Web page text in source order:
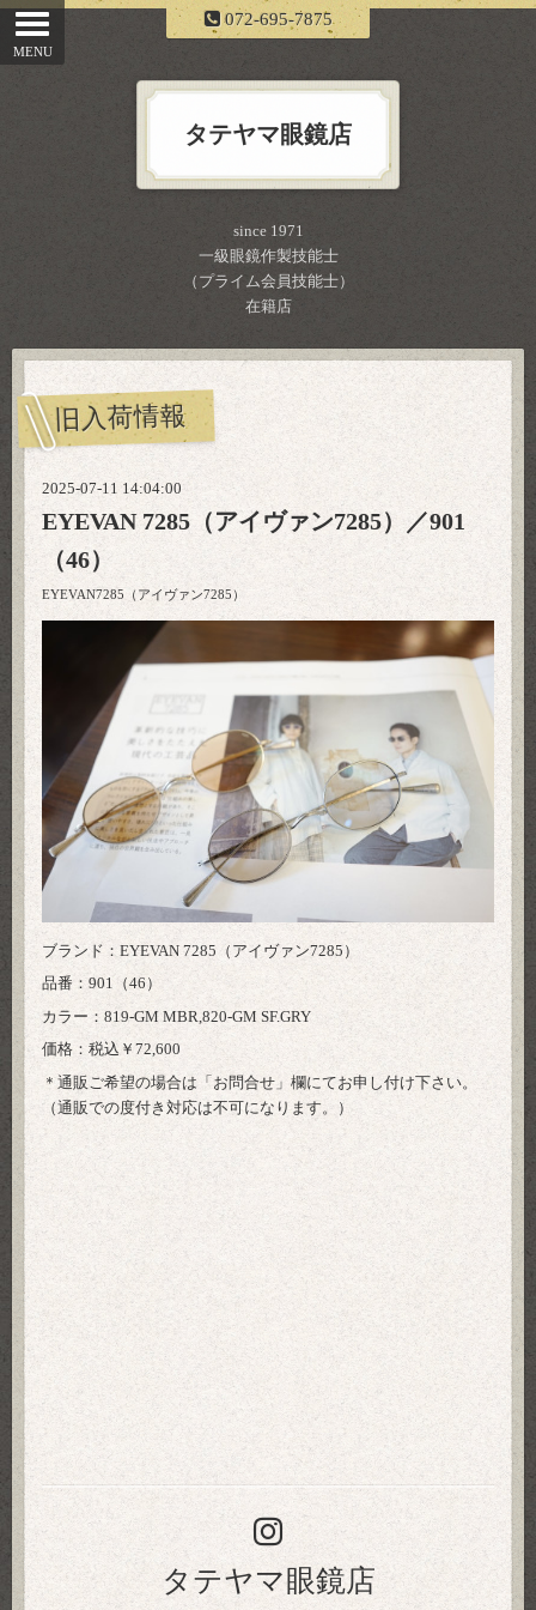
072-695-7875
タテヤマ眼鏡店
since 1971
一級眼鏡作製技能士
（プライム会員技能士）
在籍店
旧入荷情報
2025-07-11 14:04:00
EYEVAN 7285（アイヴァン7285）／901
（46）
EYEVAN7285（アイヴァン7285）
ブランド：EYEVAN 7285（アイヴァン7285）
品番：901（46）
カラー：819-GM MBR,820-GM SF.GRY
価格：税込￥72,600
＊通販ご希望の場合は「 お問合せ 」欄にてお申し付け下さい。
（通販での度付き対応は不可になります。）
タテヤマ眼鏡店